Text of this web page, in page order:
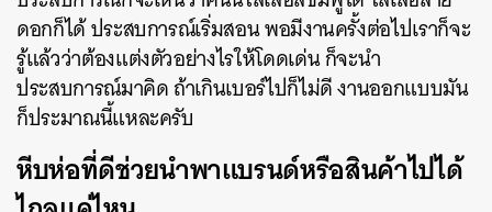
ดอกก็ได้ ประสบการณ์เริ่มสอน พอมีงานครั้งต่อไปเราก็จะ
รู้แล้วว่าต้องแต่งตัวอย่างไรให้โดดเด่น ก็จะนำ
ประสบการณ์มาคิด ถ้าเกินเบอร์ไปก็ไม่ดี งานออกแบบมัน
ก็ประมาณนี้แหละครับ
หีบห่อที่ดีช่วยนำพาแบรนด์หรือสินค้าไปได้